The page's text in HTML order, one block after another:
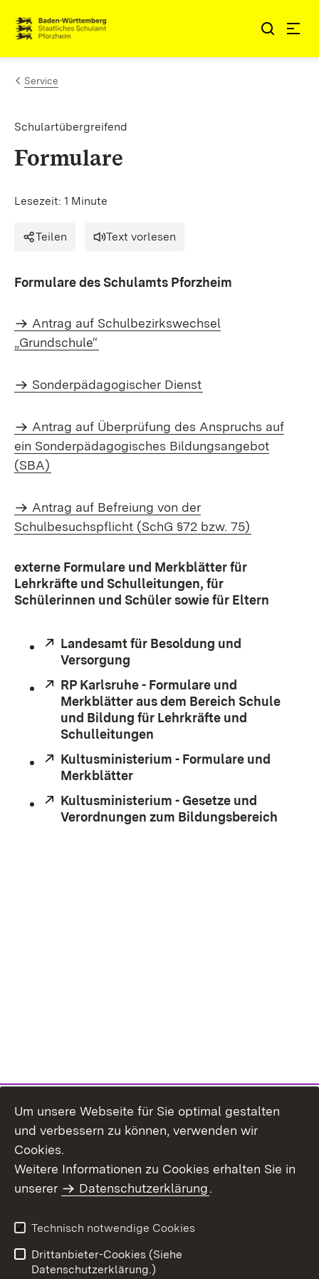
Zum Inhalt springen
Link zur Startseite
Service
Schulartübergreifend
Formulare
Lesezeit: 1 Minute
Teilen Text vorlesen
Formulare des Schulamts Pforzheim
Antrag auf Schulbezirkswechsel
„Grundschule“
Sonderpädagogischer Dienst
Antrag auf Überprüfung des Anspruchs auf
ein Sonderpädagogisches Bildungsangebot
(SBA)
Antrag auf Befreiung von der
Schulbesuchspflicht (SchG §72 bzw. 75)
externe Formulare und Merkblätter für
Lehrkräfte und Schulleitungen, für
Schülerinnen und Schüler sowie für Eltern
Extern:
Landesamt für Besoldung und
Versorgung
Extern:
RP Karlsruhe - Formulare und
Merkblätter aus dem Bereich Schule
und Bildung für Lehrkräfte und
Schulleitungen
Extern:
Kultusministerium - Formulare und
Merkblätter
Extern:
Kultusministerium - Gesetze und
Verordnungen zum Bildungsbereich
Benutzungshinweise
Erklärung zur
Um unsere Webseite für Sie optimal gestalten
und verbessern zu können, verwenden wir
Cookies.
Weitere Informationen zu Cookies erhalten Sie in
unserer
Datenschutzerklärung.
Technisch notwendige Cookies
Drittanbieter-Cookies (Siehe
Datenschutzerklärung.)